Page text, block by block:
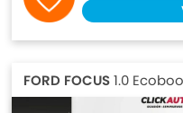
FORD FOCUS1.0